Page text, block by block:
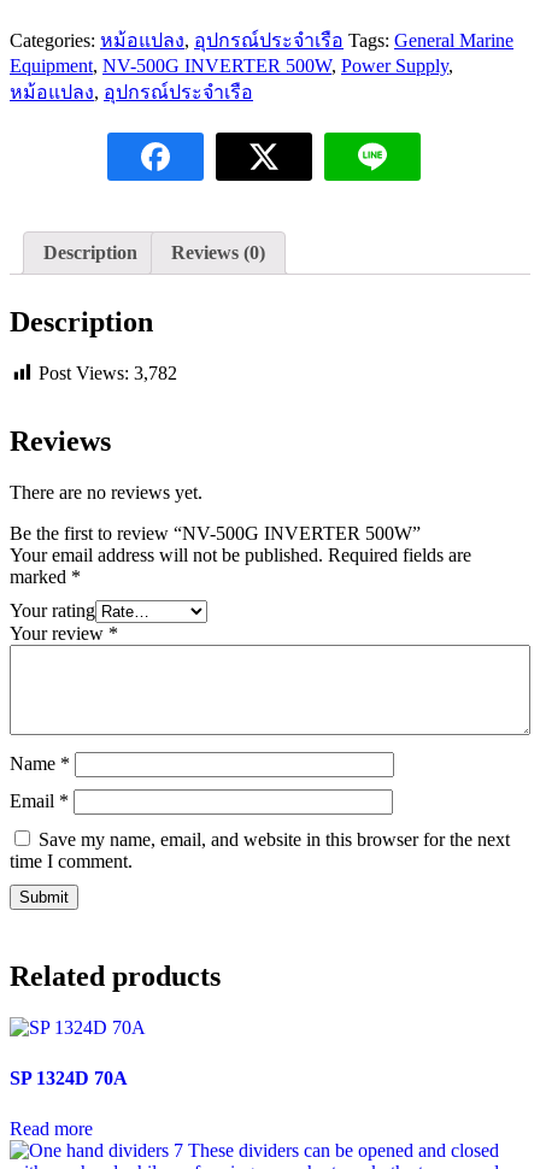
Categories: หม้อแปลง, อุปกรณ์ประจำเรือ Tags: General Marine
Equipment, NV-500G INVERTER 500W, Power Supply,
หม้อแปลง, อุปกรณ์ประจำเรือ
Description Reviews (0)
Description
Post Views: 3,782
Reviews
There are no reviews yet.
Be the first to review “NV-500G INVERTER 500W”
Your email address will not be published. Required fields are
marked *
Your rating
Your review *
Name *
Email *
Save my name, email, and website in this browser for the next
time I comment.
Related products
SP 1324D 70A
Read more